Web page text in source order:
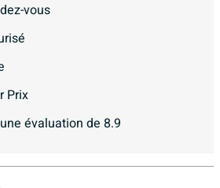
vous
Prix
évaluation de 8.9